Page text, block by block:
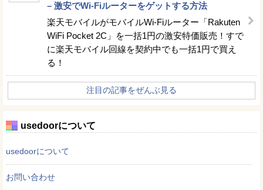
– 激安でWi-Fiルーターをゲットする方法
楽天モバイルがモバイルWi-Fiルーター「Rakuten
WiFi Pocket 2C」を一括1円の激安特価販売！すで
に楽天モバイル回線を契約中でも一括1円で買え
る！
注目の記事をぜんぶ見る
usedoorについて
usedoorについて
お問い合わせ